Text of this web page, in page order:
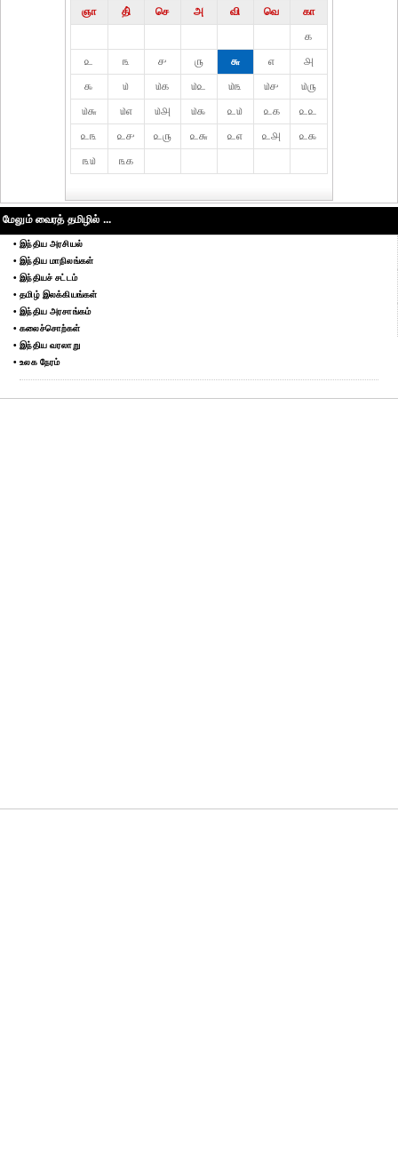
ஞா தி் செ அ வி வெ
கா
௧
௨
௩ ௪ ௫ ௬ ௭
௮
௯
௰ ௰௧ ௰௨ ௰௩ ௰௪
௰௫
௰௬
௰௭ ௰௮ ௰௯ ௨௰ ௨௧
௨௨
௨௩
௨௪ ௨௫ ௨௬ ௨௭ ௨௮
௨௯
௩௰
௩௧
மேலும் வைரத் தமிழில் ...
• இந்திய அரசியல்
• இந்திய மாநிலங்கள்
• இந்தியச் சட்டம்
• தமிழ் இலக்கியங்கள்
• இந்திய அரசாங்கம்
• கலைச்சொற்கள்
• இந்திய வரலாறு
• உலக நேரம்